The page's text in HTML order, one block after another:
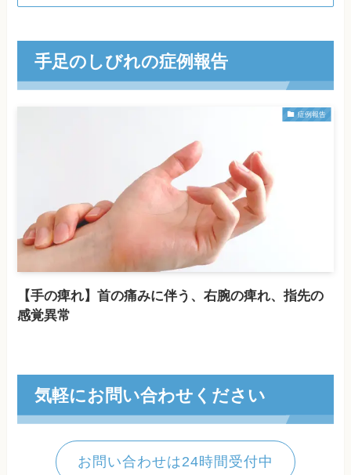
手足のしびれの症例報告
症例報告
【手の痺れ】首の痛みに伴う、右腕の痺れ、指先の
感覚異常
気軽にお問い合わせください
お問い合わせは24時間受付中